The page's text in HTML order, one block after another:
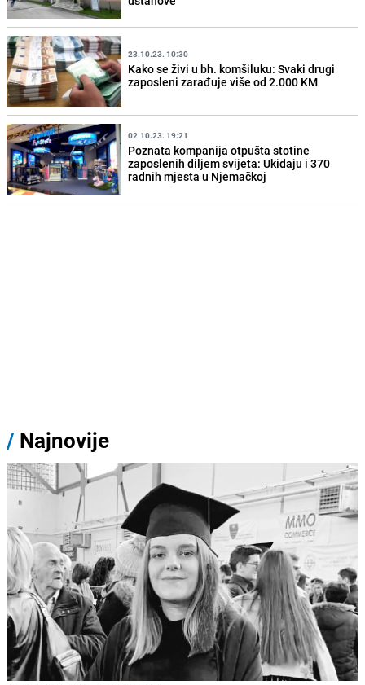
23.10.23. 10:30
Kako se živi u bh. komšiluku: Svaki drugi
zaposleni zarađuje više od 2.000 KM
02.10.23. 19:21
Poznata kompanija otpušta stotine
zaposlenih diljem svijeta: Ukidaju i 370
radnih mjesta u Njemačkoj
/ Najnovije